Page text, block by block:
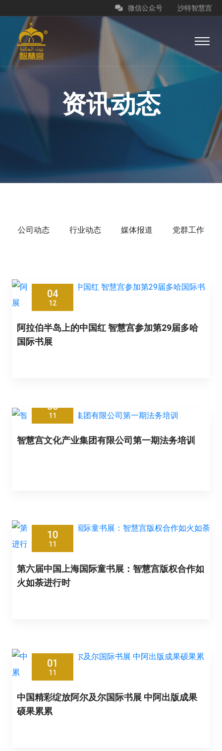
沙特智慧宫
微信公众号
资讯动态
公司动态 行业动态 媒体报道 党群工作
04
12
阿拉伯半岛上的中国红 智慧宫参加第29届多哈
国际书展
30
11
智慧宫文化产业集团有限公司第一期法务培训
10
11
第六届中国上海国际童书展：智慧宫版权合作如
火如荼进行时
01
11
中国精彩绽放阿尔及尔国际书展 中阿出版成果
硕果累累